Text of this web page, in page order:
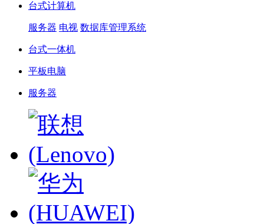
台式计算机
服务器 电视 数据库管理系统
台式一体机
平板电脑
服务器